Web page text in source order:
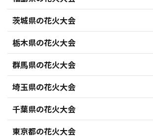
茨城県の花火大会
栃木県の花火大会
群馬県の花火大会
埼玉県の花火大会
千葉県の花火大会
東京都の花火大会